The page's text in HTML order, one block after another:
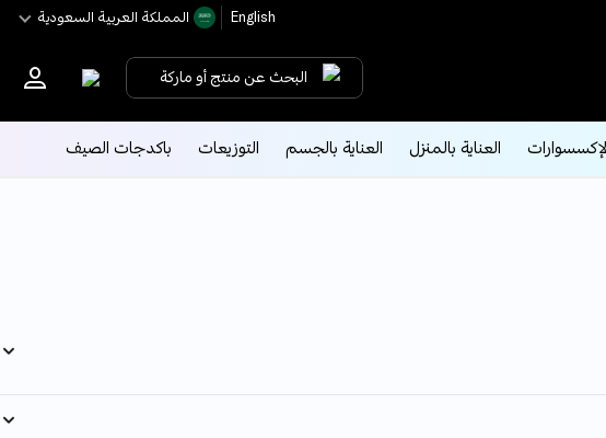
English اﻟﻤﻤﻠﻜﺔ اﻟﻌﺮﺑﻴﺔ اﻟﺴﻌﻮدﻳﺔ
البحث عن منتج أو ماركة
العناية بالمنزل العناية بالجسم التوزيعات باكدجات الصيف